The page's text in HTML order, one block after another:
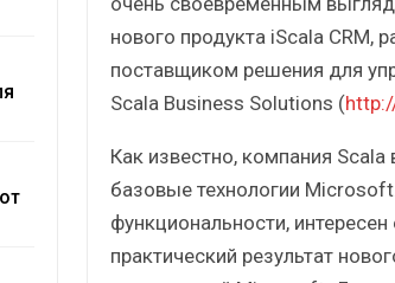
нового продукта iScala CRM,
поставщиком решения для
Scala Business Solutions (
Как известно, компания Scala
базовые технологии
функциональности,
практический результат